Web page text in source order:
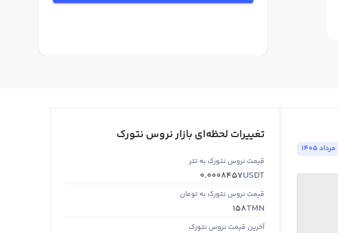
تغییرات لحظه‌ای بازار نروس نتورک
قیمت نروس نتورک به تتر
USDT
0.0008457
قیمت نروس نتورک به تومان
TMN
158
آخرین قیمت نروس نتورک